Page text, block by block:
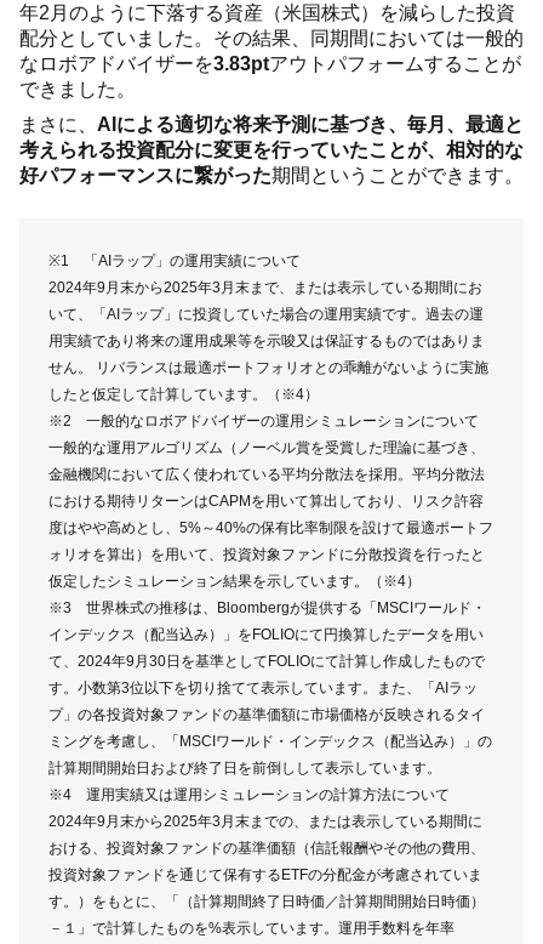
年2月のように下落する資産（米国株式）を減らした投資
配分としていました。その結果、同期間においては一般的
なロボアドバイザーを3.83ptアウトパフォームすることが
できました。
まさに、 AIによる適切な将来予測に基づき、毎月、最適と
考えられる投資配分に変更を行っていたことが、相対的な
好パフォーマンスに繋がった期間ということができます。
※1 「AIラップ」の運用実績について
2024年9月末から2025年3月末まで、または表示している期間にお
いて、「AIラップ」に投資していた場合の運用実績です。過去の運
用実績であり将来の運用成果等を示唆又は保証するものではありま
せん。 リバランスは最適ポートフォリオとの乖離がないように実施
したと仮定して計算しています。（※4）
※2 一般的なロボアドバイザーの運用シミュレーションについて
一般的な運用アルゴリズム（ノーベル賞を受賞した理論に基づき、
金融機関において広く使われている平均分散法を採用。平均分散法
における期待リターンはCAPMを用いて算出しており、リスク許容
度はやや高めとし、5%～40%の保有比率制限を設けて最適ポートフ
ォリオを算出）を用いて、投資対象ファンドに分散投資を行ったと
仮定したシミュレーション結果を示しています。（※4）
※3 世界株式の推移は、Bloombergが提供する「MSCIワールド・
インデックス（配当込み）」をFOLIOにて円換算したデータを用い
て、2024年9月30日を基準としてFOLIOにて計算し作成したもので
す。小数第3位以下を切り捨てて表示しています。また、「AIラッ
プ」の各投資対象ファンドの基準価額に市場価格が反映されるタイ
ミングを考慮し、「MSCIワールド・インデックス（配当込み）」の
計算期間開始日および終了日を前倒しして表示しています。
※4 運用実績又は運用シミュレーションの計算方法について
2024年9月末から2025年3月末までの、または表示している期間に
おける、投資対象ファンドの基準価額（信託報酬やその他の費用、
投資対象ファンドを通じて保有するETFの分配金が考慮されていま
す。）をもとに、「（計算期間終了日時価／計算期間開始日時価）
－１」で計算したものを%表示しています。運用手数料を年率